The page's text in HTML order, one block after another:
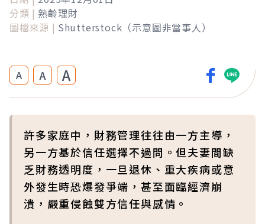
分類 | 熟齡理財
圖檔來源 | Shutterstock（示意圖非當事人）
A A A
許多家庭中，財務管理往往由一方主導，
另一方基於信任選擇不過問。但夫妻間缺
乏財務透明度，一旦退休、重大疾病或意
外發生時恐爆發爭端，甚至面臨經濟崩
潰，嚴重侵蝕雙方信任與感情。